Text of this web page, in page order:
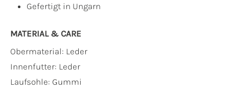
Gefertigt in Ungarn
MATERIAL & CARE
Obermaterial: Leder
Innenfutter: Leder
Laufsohle: Gummi